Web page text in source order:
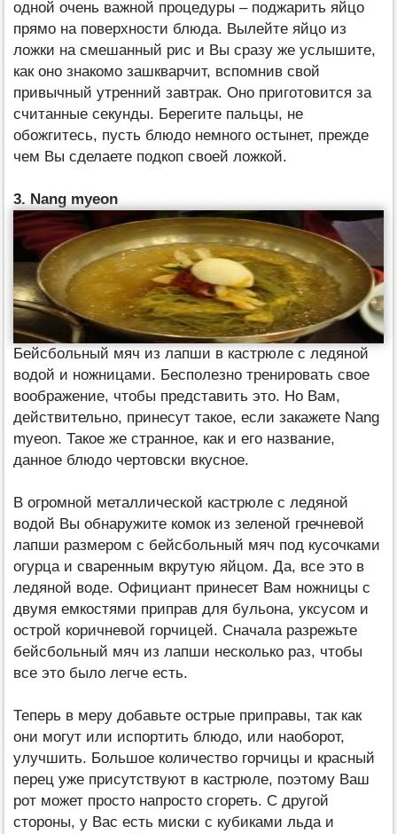
одной очень важной процедуры – поджарить яйцо
прямо на поверхности блюда. Вылейте яйцо из
ложки на смешанный рис и Вы сразу же услышите,
как оно знакомо зашкварчит, вспомнив свой
привычный утренний завтрак. Оно приготовится за
считанные секунды. Берегите пальцы, не
обожгитесь, пусть блюдо немного остынет, прежде
чем Вы сделаете подкоп своей ложкой.
3. Nang myeon
Бейсбольный мяч из лапши в кастрюле с ледяной
водой и ножницами. Бесполезно тренировать свое
воображение, чтобы представить это. Но Вам,
действительно, принесут такое, если закажете Nang
myeon. Такое же странное, как и его название,
данное блюдо чертовски вкусное.
В огромной металлической кастрюле с ледяной
водой Вы обнаружите комок из зеленой гречневой
лапши размером с бейсбольный мяч под кусочками
огурца и сваренным вкрутую яйцом. Да, все это в
ледяной воде. Официант принесет Вам ножницы с
двумя емкостями приправ для бульона, уксусом и
острой коричневой горчицей. Сначала разрежьте
бейсбольный мяч из лапши несколько раз, чтобы
все это было легче есть.
Теперь в меру добавьте острые приправы, так как
они могут или испортить блюдо, или наоборот,
улучшить. Большое количество горчицы и красный
перец уже присутствуют в кастрюле, поэтому Ваш
рот может просто напросто сгореть. С другой
стороны, у Вас есть миски с кубиками льда и